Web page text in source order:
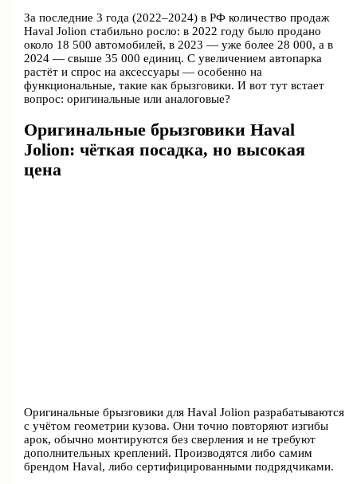
За последние 3 года (2022–2024) в РФ количество продаж
Haval Jolion стабильно росло: в 2022 году было продано
около 18 500 автомобилей, в 2023 — уже более 28 000, а в
2024 — свыше 35 000 единиц. С увеличением автопарка
растёт и спрос на аксессуары — особенно на
функциональные, такие как брызговики. И вот тут встает
вопрос: оригинальные или аналоговые?
Оригинальные брызговики Haval
Jolion: чёткая посадка, но высокая
цена
Оригинальные брызговики для Haval Jolion разрабатываются
с учётом геометрии кузова. Они точно повторяют изгибы
арок, обычно монтируются без сверления и не требуют
дополнительных креплений. Производятся либо самим
брендом Haval, либо сертифицированными подрядчиками.